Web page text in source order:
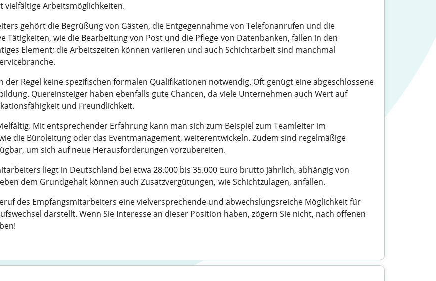
vielfältige Arbeitsmöglichkeiten.
gehört die Begrüßung von Gästen, die Entgegennahme von Telefonanrufen und die
wie die Bearbeitung von Post und die Pflege von Datenbanken, fallen in den
Element; die Arbeitszeiten können variieren und auch Schichtarbeit sind manchmal
Regel keine spezifischen formalen Qualifikationen notwendig. Oft genügt eine abgeschlossene
Quereinsteiger haben ebenfalls gute Chancen, da viele Unternehmen auch Wert auf
und Freundlichkeit.
Mit entsprechender Erfahrung kann man sich zum Beispiel zum Teamleiter im
die Büroleitung oder das Eventmanagement, weiterentwickeln. Zudem sind regelmäßige
um sich auf neue Herausforderungen vorzubereiten.
liegt in Deutschland bei etwa 28.000 bis 35.000 Euro brutto jährlich, abhängig von
dem Grundgehalt können auch Zusatzvergütungen, wie Schichtzulagen, anfallen.
des Empfangsmitarbeiters eine vielversprechende und abwechslungsreiche Möglichkeit für
darstellt. Wenn Sie Interesse an dieser Position haben, zögern Sie nicht, nach offenen